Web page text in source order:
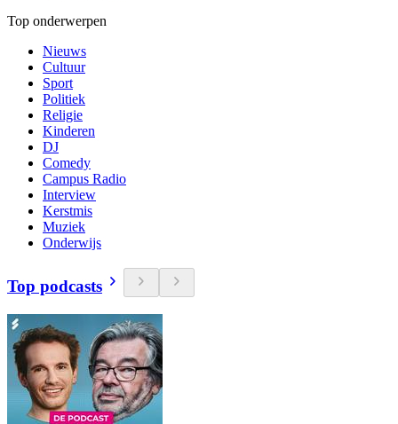
Top onderwerpen
Nieuws
Cultuur
Sport
Politiek
Religie
Kinderen
DJ
Comedy
Campus Radio
Interview
Kerstmis
Muziek
Onderwijs
Top podcasts